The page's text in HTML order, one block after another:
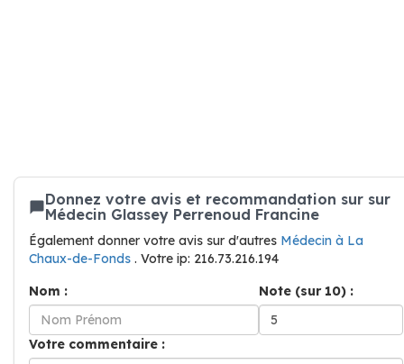
Donnez votre avis et recommandation sur sur
Médecin Glassey Perrenoud Francine
Également donner votre avis sur d'autres Médecin à La
Chaux-de-Fonds . Votre ip: 216.73.216.194
Nom :
Note (sur 10) :
Votre commentaire :